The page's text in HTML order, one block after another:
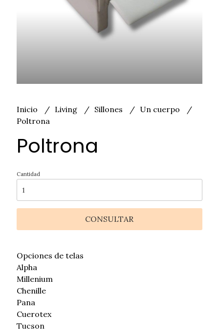
Inicio Living Sillones
Un cuerpo
Poltrona
Poltrona
Cantidad
CONSULTAR
Opciones de telas
Alpha
Millenium
Chenille
Pana
Cuerotex
Tucson